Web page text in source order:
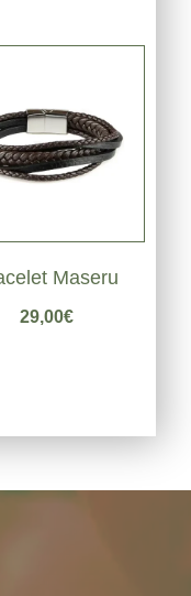
Maseru
29,00€